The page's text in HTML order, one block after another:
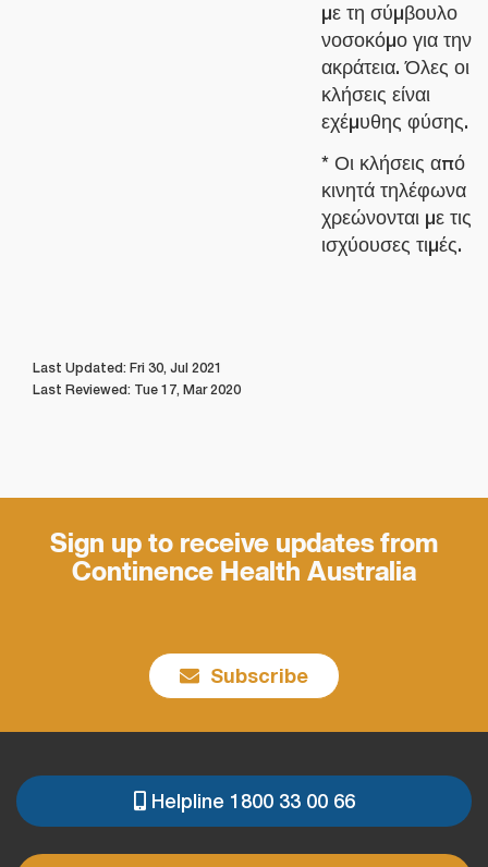
με τη σύμβουλο
νοσοκόμο για την
ακράτεια. Όλες οι
κλήσεις είναι
εχέμυθης φύσης.
* Οι κλήσεις από
κινητά τηλέφωνα
χρεώνονται με τις
ισχύουσες τιμές.
Last Updated: Fri 30, Jul 2021
Last Reviewed: Tue 17, Mar 2020
Sign up to receive updates from
Continence Health Australia
Subscribe
PRE
FOOTER
Helpline 1800 33 00 66